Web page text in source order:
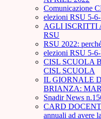
Comunicazione
elezioni RSU 5-
AGLI ISCRITTI
RSU
RSU 2022:
elezioni RSU 5-
CISL SCUOLA
CISL SCUOLA
IL GIORNALE
BRIANZA:
Snadir News
CARD
annuali ad avere